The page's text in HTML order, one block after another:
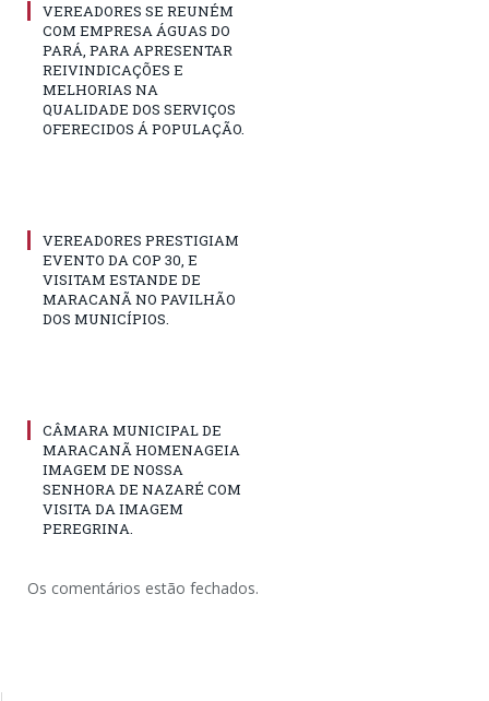
VEREADORES SE REUNÉM
COM EMPRESA ÁGUAS DO
PARÁ, PARA APRESENTAR
REIVINDICAÇÕES E
MELHORIAS NA
QUALIDADE DOS SERVIÇOS
OFERECIDOS Á POPULAÇÃO.
VEREADORES PRESTIGIAM
EVENTO DA COP 30, E
VISITAM ESTANDE DE
MARACANÃ NO PAVILHÃO
DOS MUNICÍPIOS.
CÂMARA MUNICIPAL DE
MARACANÃ HOMENAGEIA
IMAGEM DE NOSSA
SENHORA DE NAZARÉ COM
VISITA DA IMAGEM
PEREGRINA.
Os comentários estão fechados.